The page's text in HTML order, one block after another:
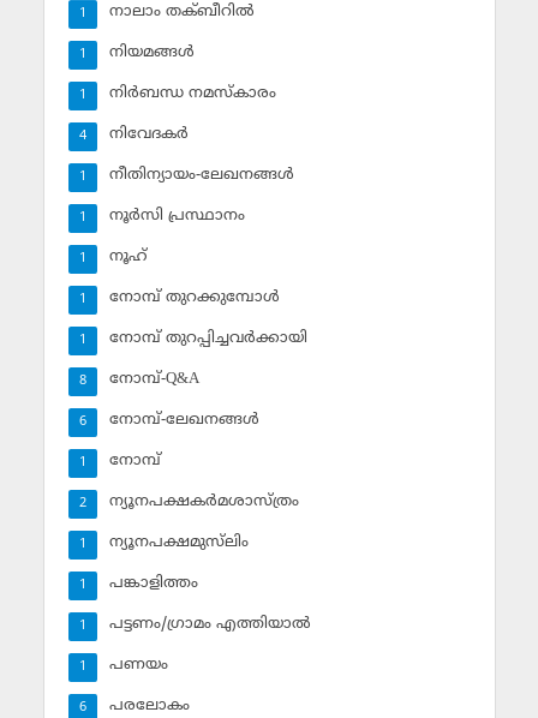
നാലാം തക്ബീറില്‍
1
നിയമങ്ങള്‍
1
നിര്‍ബന്ധ നമസ്‌കാരം
1
നിവേദകര്‍
4
നീതിന്യായം-ലേഖനങ്ങള്‍
1
നൂര്‍സി പ്രസ്ഥാനം
1
നൂഹ്‌
1
നോമ്പ് തുറക്കുമ്പോള്‍
1
നോമ്പ് തുറപ്പിച്ചവര്‍ക്കായി
1
നോമ്പ്-Q&A
8
നോമ്പ്-ലേഖനങ്ങള്‍
6
നോമ്പ്‌
1
ന്യൂനപക്ഷകര്‍മശാസ്ത്രം
2
ന്യൂനപക്ഷമുസ്‌ലിം
1
പങ്കാളിത്തം
1
പട്ടണം/ഗ്രാമം എത്തിയാല്‍
1
പണയം
1
പരലോകം
6